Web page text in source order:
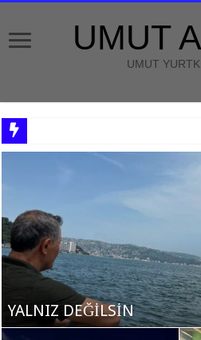
UMUT
UMUT
YALNIZ DEĞİLSİN